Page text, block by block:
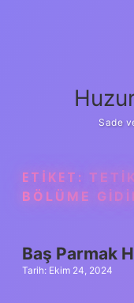
Sade
ETIKET:
BÖLÜME
Baş Parmak
Tarih: Ekim 24, 2024